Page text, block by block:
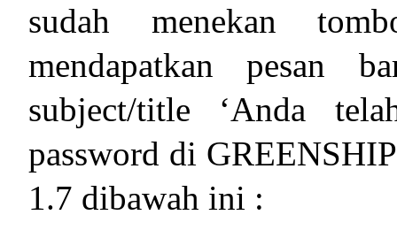
sudah menekan
mendapatkan pesan
subject/title ‘Anda
password di
1.7 dibawah ini :